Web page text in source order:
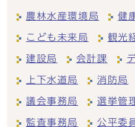
農林水産環境局 健
こども未来局 観光
建設局 会計課
上下水道局 消防局
議会事務局 選挙管
監査事務局 公平委